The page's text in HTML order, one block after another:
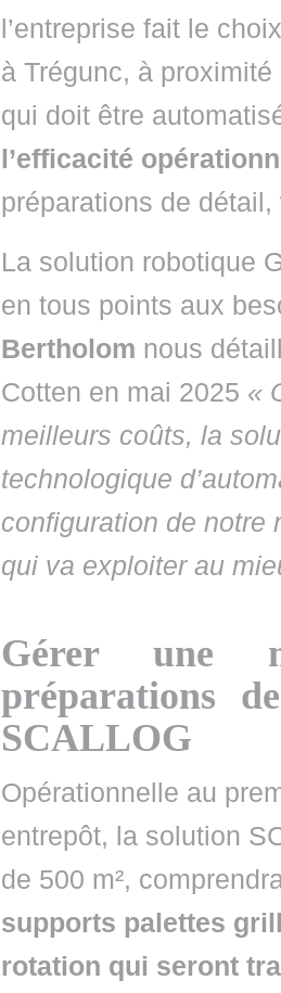
l’entreprise fait le
à Trégunc, à
qui doit être
l’efficacité
préparations de détail,
La solution robotique
en tous points aux
Bertholom nous
Cotten en mai 2025 «
meilleurs coûts, la
technologique
configuration de notre
qui va exploiter au
Gérer une
préparations
SCALLOG
Opérationnelle au
entrepôt, la solution
de 500 m²,
supports palettes
rotation qui seront